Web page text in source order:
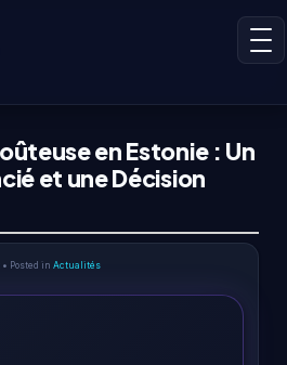
en Estonie : Un
et une Décision
• Posted in Actualités